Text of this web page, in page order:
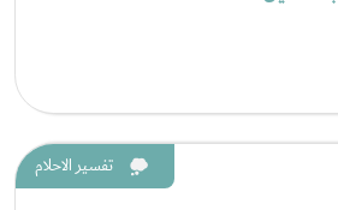
تفسير الاحلام